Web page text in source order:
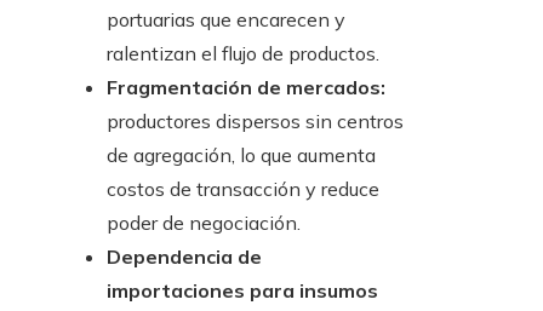
portuarias que encarecen y
ralentizan el flujo de productos.
Fragmentación de mercados:
productores dispersos sin centros
de agregación, lo que aumenta
costos de transacción y reduce
poder de negociación.
Dependencia de
importaciones para insumos